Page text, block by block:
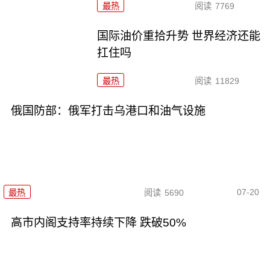
最热 阅读 7769
国际油价重拾升势 世界经济还能
扛住吗
最热 阅读 11829
俄国防部：俄军打击乌港口和油气设施
最热 阅读 5690 07-20
高市内阁支持率持续下降 跌破50%